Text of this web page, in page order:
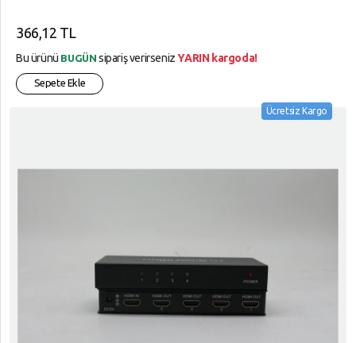
366,12 TL
Bu ürünü BUGÜN sipariş verirsenizYARIN kargoda!
Sepete Ekle
Ücretsiz Kargo